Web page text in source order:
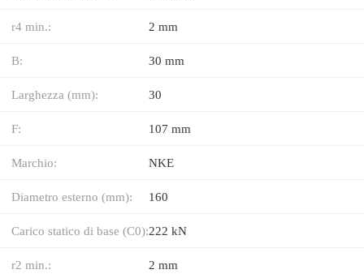
r4 min.: 2 mm
B: 30 mm
Larghezza (mm): 30
F: 107 mm
Marchio: NKE
Diametro esterno (mm): 160
Carico statico di base (C0):222 kN
r2 min.: 2 mm